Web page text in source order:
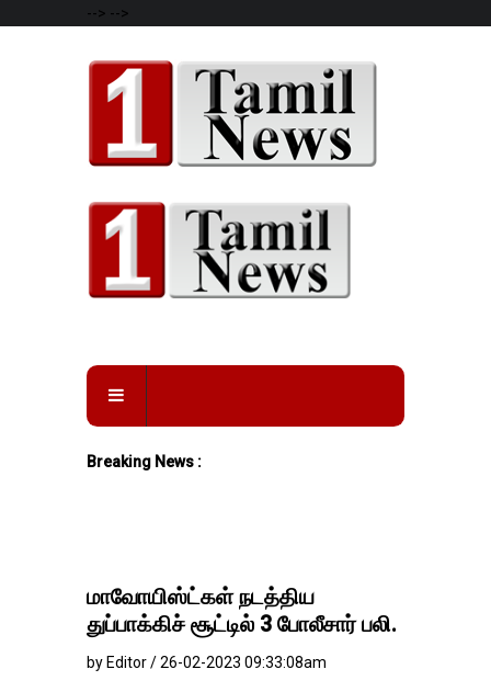
--> -->
Breaking News :
மாவோயிஸ்ட்கள் நடத்திய
துப்பாக்கிச் சூட்டில் 3 போலீசார் பலி.
by Editor / 26-02-2023 09:33:08am